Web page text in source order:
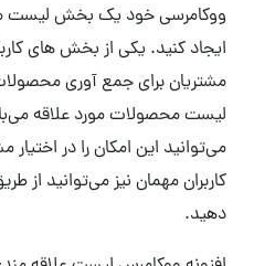
ووکامرسی خود یک بخش لیست
ایجاد کنید. یکی از بخش های
مشتریان برای جمع آوری
لیست محصولات مورد علاقه
می‌توانید این امکان را در
کاربران مهمان نیز می‌توانید از
دهید.